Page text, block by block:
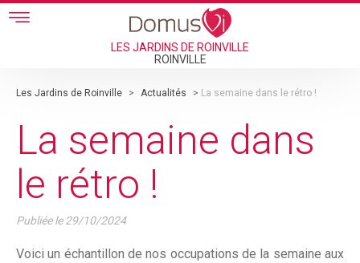
Skip to main content
LES JARDINS DE ROINVILLE
ROINVILLE
Les Jardins de Roinville > Actualités > La semaine dans le rétro !
La semaine dans
le rétro !
Publiée le29/10/2024
Voici un échantillon de nos occupations de la semaine aux